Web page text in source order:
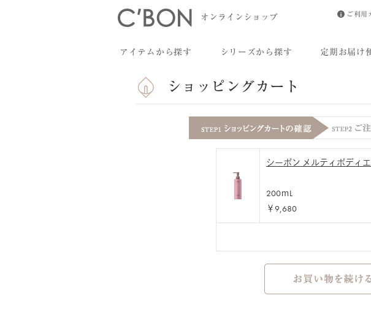
オンラインショップ ご利用
アイテムから探す シリーズから探す 定期お届け
ショッピングカート
シーボン メルティボディ
200ｍL
￥9,680